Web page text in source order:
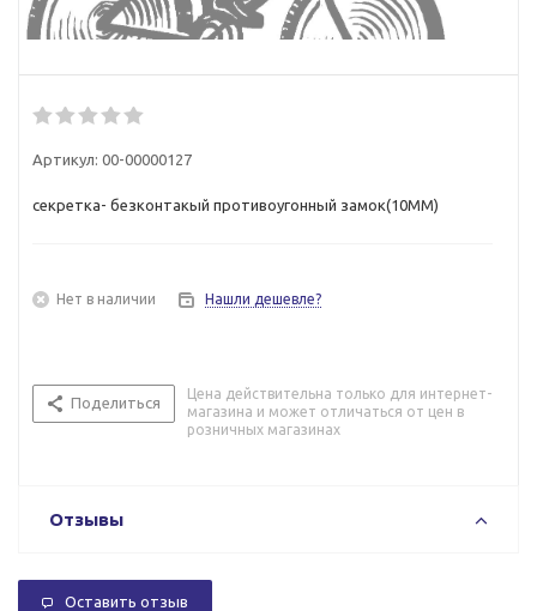
Артикул: 00-00000127
секретка- безконтакый противоугонный замок(10ММ)
Нет в наличии Нашли дешевле?
Поделиться
Цена действительна только для интернет-
магазина и может отличаться от цен в
розничных магазинах
Отзывы
Оставить отзыв